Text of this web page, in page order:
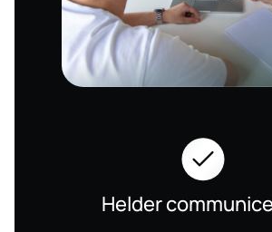
Helder